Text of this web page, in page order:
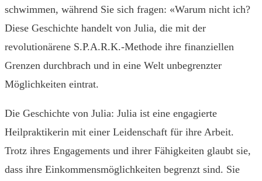
schwimmen, während Sie sich fragen: «Warum nicht ich?
Diese Geschichte handelt von Julia, die mit der
revolutionärene S.P.A.R.K.-Methode ihre finanziellen
Grenzen durchbrach und in eine Welt unbegrenzter
Möglichkeiten eintrat.
Die Geschichte von Julia: Julia ist eine engagierte
Heilpraktikerin mit einer Leidenschaft für ihre Arbeit.
Trotz ihres Engagements und ihrer Fähigkeiten glaubt sie,
dass ihre Einkommensmöglichkeiten begrenzt sind. Sie